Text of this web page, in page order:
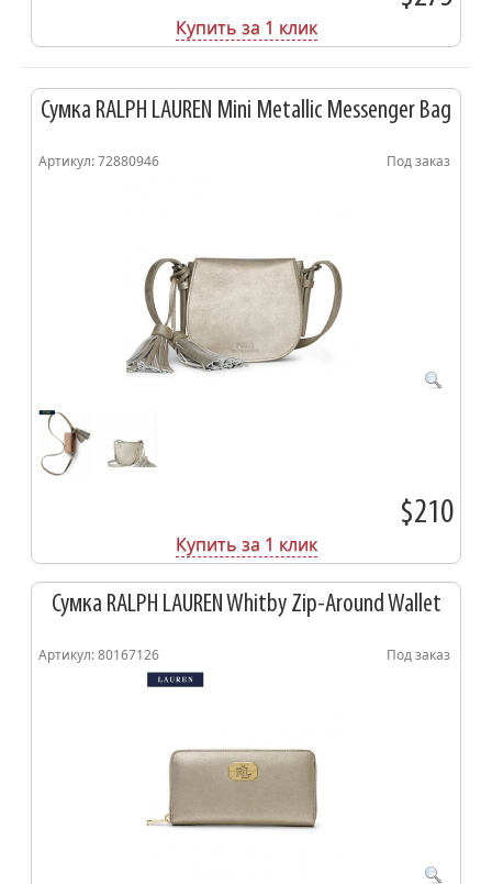
Купить за 1 клик
Сумка RALPH LAUREN Mini Metallic Messenger Bag
Артикул: 72880946 Под заказ
$210
Купить за 1 клик
Сумка RALPH LAUREN Whitby Zip-Around Wallet
Артикул: 80167126 Под заказ